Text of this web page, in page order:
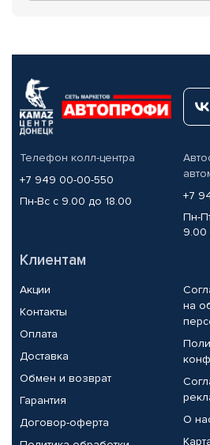
Телефон колл-центра
+7 949 00-00-550
Пн-Вс с 9.00 до 18.00
+7
Пн-
9.00
Клиентам
Акции
Контакты
Оплата
Доставка
Обмен и возврат
Гарантия
Договор-оферта
на
О